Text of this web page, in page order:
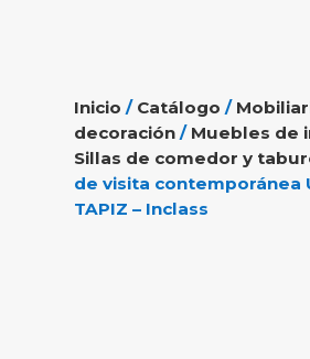
Inicio / Catálogo /
decoración / Muebles de
Sillas de comedor y
de visita contemporánea
TAPIZ – Inclass